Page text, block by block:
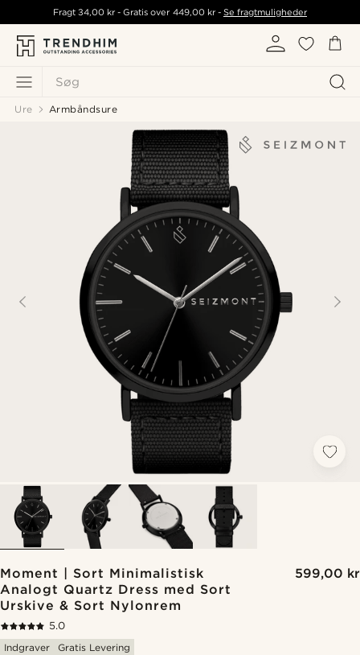
Søg
Fragt34,00 kr - Gratis over 449,00 kr- Se fragtmuligheder
Ure Armbåndsure
Moment | Sort Minimalistisk
Analogt Quartz Dress med Sort
Urskive & Sort Nylonrem
599,00 kr
5.0
Indgraver
Gratis Levering